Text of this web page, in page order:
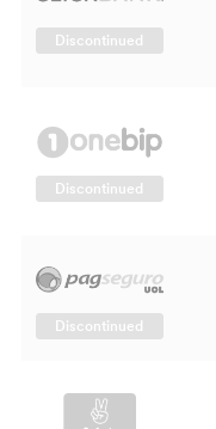
Discontinued
Discontinued
Discontinued